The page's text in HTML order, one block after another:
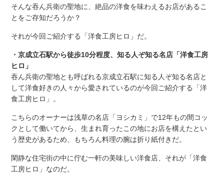
そんな吞ん兵衛の聖地に、絶品の洋食を味わえるお店があるこ
とをご存知だろうか？
それが今回ご紹介する「洋食工房ヒロ」だ。
・京成立石駅から徒歩10分程度、知る人ぞ知る名店「洋食工房
ヒロ」
吞ん兵衛の聖地とも呼ばれる京成立石駅に知る人ぞ知る名店と
して洋食好きの人々から愛されているのが今回ご紹介する「洋
食工房ヒロ」。
こちらのオーナーは浅草の名店「ヨシカミ」で12年もの間コッ
クとして働いてから、生まれ育ったこの地にお店を構えたとい
う歴史があるため、もちろん料理の腕は折り紙付きだ。
閑静な住宅街の中に佇む一軒の美味しい洋食店、それが「洋食
工房ヒロ」なのだ。